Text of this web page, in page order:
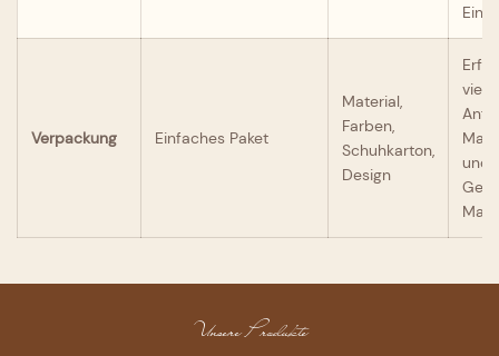
Verpackung Einfaches Paket
Material,
Farben,
Schuhkarton,
Design
und
Unsere Produkte